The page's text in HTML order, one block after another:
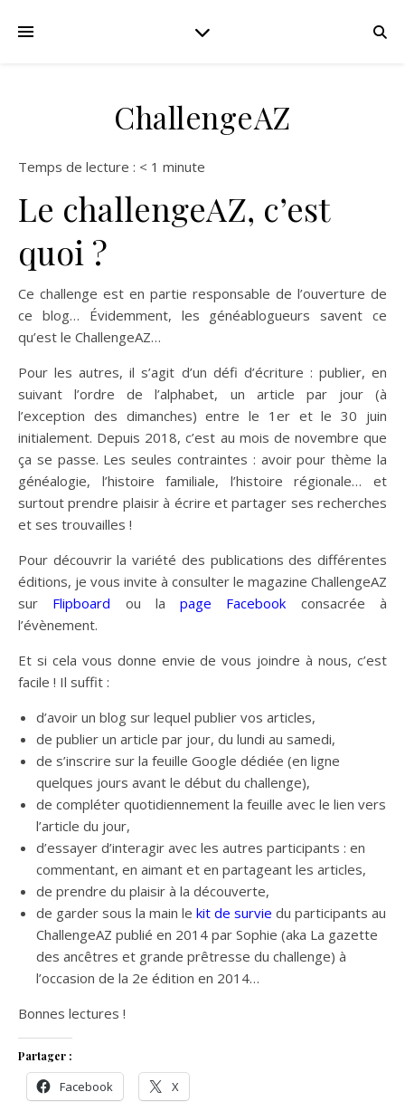
ChallengeAZ
Temps de lecture : < 1 minute
Le challengeAZ, c’est
quoi ?
Ce challenge est en partie responsable de l’ouverture de
ce blog… Évidemment, les généablogueurs savent ce
qu’est le ChallengeAZ…
Pour les autres, il s’agit d’un défi d’écriture : publier, en
suivant l’ordre de l’alphabet, un article par jour (à
l’exception des dimanches) entre le 1er et le 30 juin
initialement. Depuis 2018, c’est au mois de novembre que
ça se passe. Les seules contraintes : avoir pour thème la
généalogie, l’histoire familiale, l’histoire régionale… et
surtout prendre plaisir à écrire et partager ses recherches
et ses trouvailles !
Pour découvrir la variété des publications des différentes
éditions, je vous invite à consulter le magazine ChallengeAZ
sur Flipboard ou lapage Facebook consacrée à
l’évènement.
Et si cela vous donne envie de vous joindre à nous, c’est
facile ! Il suffit :
d’avoir un blog sur lequel publier vos articles,
de publier un article par jour, du lundi au samedi,
de s’inscrire sur la feuille Google dédiée (en ligne
quelques jours avant le début du challenge),
de compléter quotidiennement la feuille avec le lien vers
l’article du jour,
d’essayer d’interagir avec les autres participants : en
commentant, en aimant et en partageant les articles,
de prendre du plaisir à la découverte,
de garder sous la main le kit de survie du participants au
ChallengeAZ publié en 2014 par Sophie (aka La gazette
des ancêtres et grande prêtresse du challenge) à
l’occasion de la 2e édition en 2014…
Bonnes lectures !
Partager :
Facebook X